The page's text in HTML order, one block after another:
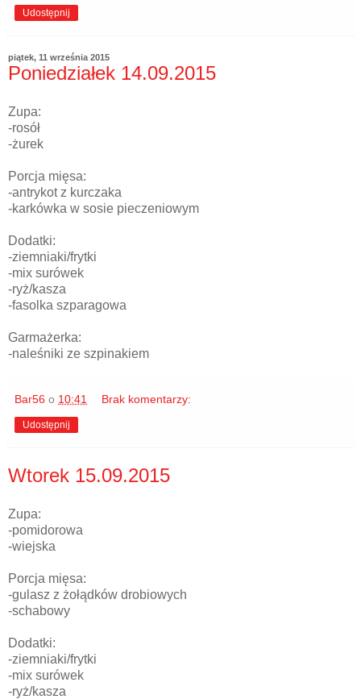
Udostępnij
piątek, 11 września 2015
Poniedziałek 14.09.2015
Zupa:
-rosół
-żurek
Porcja mięsa:
-antrykot z kurczaka
-karkówka w sosie pieczeniowym
Dodatki:
-ziemniaki/frytki
-mix surówek
-ryż/kasza
-fasolka szparagowa
Garmażerka:
-naleśniki ze szpinakiem
Bar56 o 10:41 Brak komentarzy:
Udostępnij
Wtorek 15.09.2015
Zupa:
-pomidorowa
-wiejska
Porcja mięsa:
-gulasz z żołądków drobiowych
-schabowy
Dodatki:
-ziemniaki/frytki
-mix surówek
-ryż/kasza